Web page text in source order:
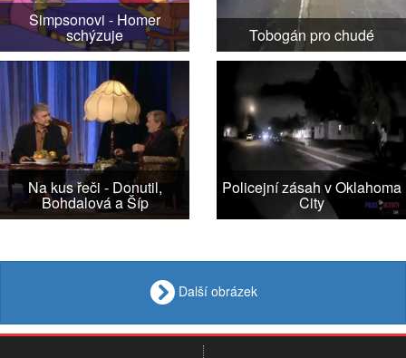
Simpsonovi - Homer
schýzuje Tobogán pro chudé
Na kus řeči - Donutil,
Bohdalová a Šíp
Policejní zásah v Oklahoma
City
Další obrázek